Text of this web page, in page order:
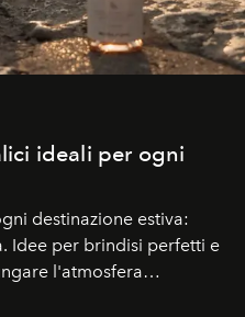
ideali per ogni
destinazione estiva:
Idee per brindisi perfetti e
l'atmosfera